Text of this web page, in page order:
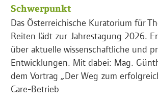
Schwerpunkt
Das Österreichische Kuratorium für
Reiten lädt zur Jahrestagung 2026.
über aktuelle wissenschaftliche und
Entwicklungen. Mit dabei: Mag.
dem Vortrag „Der Weg zum
Care-Betrieb